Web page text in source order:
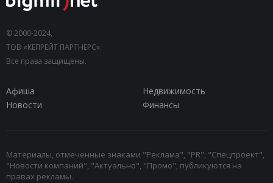
© 2000-2024,
ТОВ «КЕПРЕЙТ ПАРТНЕРС».
Все права защищены.
Афиша
Недвижимость
Новости
Финансы
Материалы, отмеченные знаками "Реклама", "PR", "Спецпроект",
"Новости компаний", "Актуально", "Промо", публикуются на
правах рекламы.